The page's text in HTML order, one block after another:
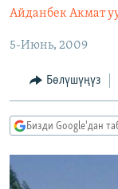
ЭКОНОМИКА
МАДАНИЯТ
БОРБОР АЗИЯ
АТАЙЫН
ТВ
БҮГҮН АЗАТТЫКТА
БИЗ ЖАНА ДҮЙНӨ
ПОДКАСТ
ӨЗГӨЧӨ ПИКИР
Айданбек Акмат
5-Июнь, 2009
Бөлүшүңүз
Бизди Google'дан